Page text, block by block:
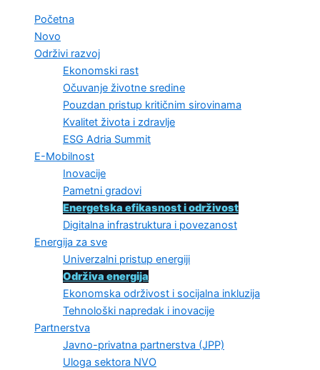
Početna
Novo
Održivi razvoj
Ekonomski rast
Očuvanje životne sredine
Pouzdan pristup kritičnim sirovinama
Kvalitet života i zdravlje
ESG Adria Summit
E-Mobilnost
Inovacije
Pametni gradovi
Energetska efikasnost i održivost
Digitalna infrastruktura i povezanost
Energija za sve
Univerzalni pristup energiji
Održiva energija
Ekonomska održivost i socijalna inkluzija
Tehnološki napredak i inovacije
Partnerstva
Javno-privatna partnerstva (JPP)
Uloga sektora NVO